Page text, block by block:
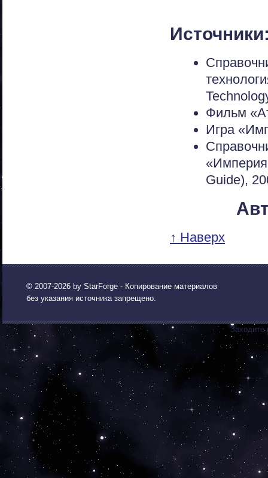
Фильм
Игра
Guide),
↑ Наверх
© 2007-2026 by StarForge - Копирование материалов
без указания источника запрещено.
Заходите